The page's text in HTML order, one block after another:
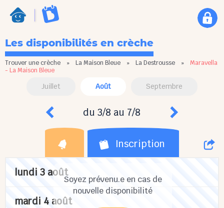
Les disponibilités en crèche
Trouver une crèche » La Maison Bleue » La Destrousse » Maravella
- La Maison Bleue
Juillet Août Septembre
du 3/8 au 7/8
Inscription
Soyez prévenu.e en cas de
nouvelle disponibilité
lundi 3 août
mardi 4 août